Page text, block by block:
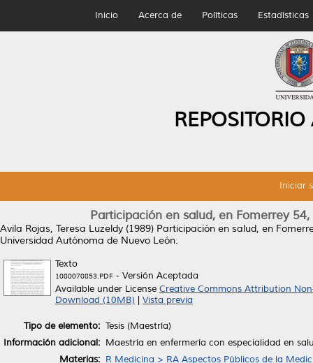
Inicio Acerca de Políticas Estadísticas
Iniciar
Participación en salud, en Fomerrey
Avila Rojas, Teresa Luzeldy (1989) Participación en salud, en
Universidad Autónoma de Nuevo León.
Texto
1080070853.PDF - Versión Aceptada
Available under License Creative Commons Attribution
Download (10MB)
Vista previa
Tipo de elemento: Tesis (Maestría)
Información adicional: Maestría en enfermería con especialidad en
Materias: R Medicina > RA Aspectos Públicos de la